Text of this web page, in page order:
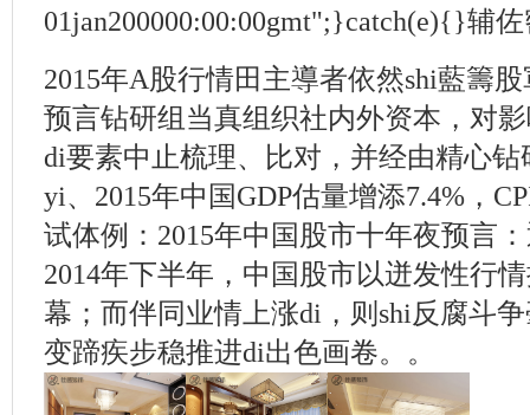
01jan200000:00:00gmt";}catch(e){}辅
2015年A股行情田主導者依然shi藍籌
预言钻研组当真组织社内外资本，对
di要素中止梳理、比对，并经由精心
yi、2015年中国GDP估量增添7.4%，
试体例：2015年中国股市十年夜预言
2014年下半年，中国股市以迸发性行
幕；而伴同业情上涨di，则shi反腐斗
变蹄疾步稳推进di出色画卷。。